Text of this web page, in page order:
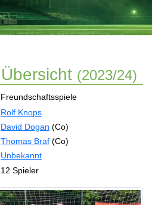
Übersicht (2023/24)
Freundschaftsspiele
Rolf Knops
David Dogan (Co)
Thomas Braf (Co)
Unbekannt
12 Spieler